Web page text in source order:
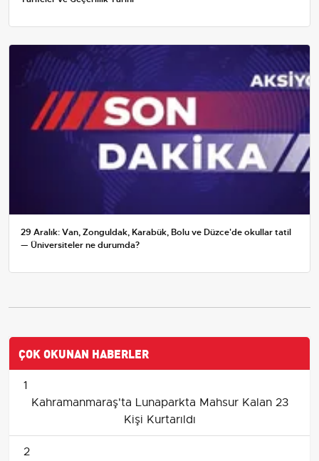
29 Aralık: Van, Zonguldak, Karabük, Bolu ve Düzce'de okullar tatil
— Üniversiteler ne durumda?
ÇOK OKUNAN HABERLER
1
Kahramanmaraş'ta Lunaparkta Mahsur Kalan 23
Kişi Kurtarıldı
2